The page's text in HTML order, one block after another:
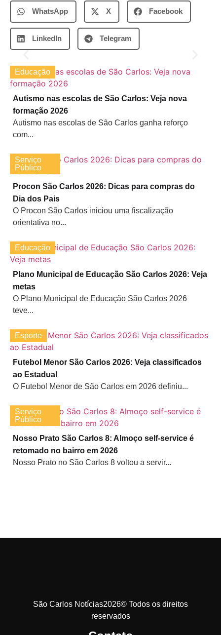
WhatsApp
X Facebook
LinkedIn Telegram
Educação
Autismo nas escolas de São Carlos: Veja nova
formação 2026
Autismo nas escolas de São Carlos ganha reforço
com...
Serviço
Público
Procon São Carlos 2026: Dicas para compras do
Dia dos Pais
O Procon São Carlos iniciou uma fiscalização
orientativa no...
Educação
Plano Municipal de Educação São Carlos 2026: Veja
metas
O Plano Municipal de Educação São Carlos 2026
teve...
Esporte
Futebol Menor São Carlos 2026: Veja classificados
ao Estadual
O Futebol Menor de São Carlos em 2026 definiu...
Serviço
Público
Nosso Prato São Carlos 8: Almoço self-service é
retomado no bairro em 2026
Nosso Prato no São Carlos 8 voltou a servir...
São Carlos Notícias2026© Todos os direitos
reservados